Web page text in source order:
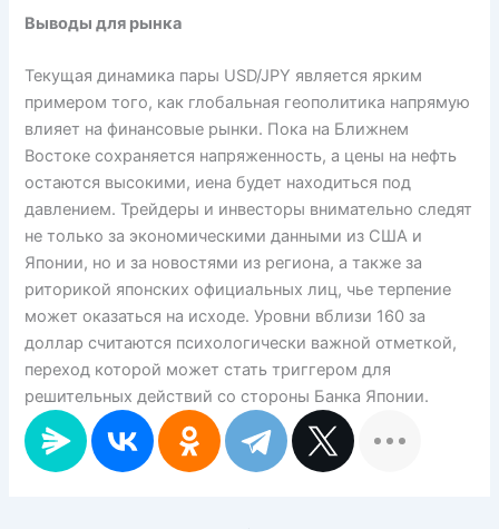
Выводы для рынка
Текущая динамика пары USD/JPY является ярким
примером того, как глобальная геополитика напрямую
влияет на финансовые рынки. Пока на Ближнем
Востоке сохраняется напряженность, а цены на нефть
остаются высокими, иена будет находиться под
давлением. Трейдеры и инвесторы внимательно следят
не только за экономическими данными из США и
Японии, но и за новостями из региона, а также за
риторикой японских официальных лиц, чье терпение
может оказаться на исходе. Уровни вблизи 160 за
доллар считаются психологически важной отметкой,
переход которой может стать триггером для
решительных действий со стороны Банка Японии.